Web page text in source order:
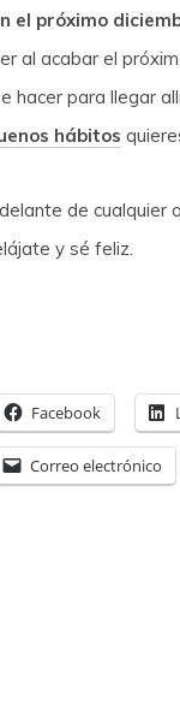
el próximo
al acabar el
hacer para llegar
hábitos
de cualquier
y sé feliz.
Facebook
Correo electrónico